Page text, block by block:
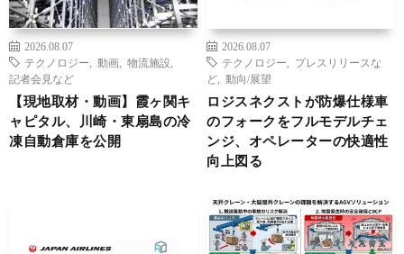
2026.08.07
テクノロジー
動画 物流施設
記者会見など
【現地取材・動画】霞ヶ関キ
ャピタル、川崎・東扇島の冷
凍自動倉庫を公開
2026.08.07
テクノロジー
プレスリリースな
ど
動向/展望
ロジスネクストが防爆仕様車
のフォークをフルモデルチェ
ンジ、オペレーターの快適性
向上図る